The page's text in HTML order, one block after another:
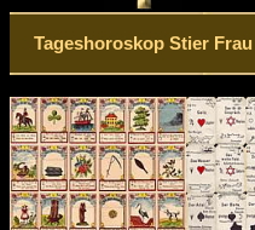
Tageshoroskop Stier Frau